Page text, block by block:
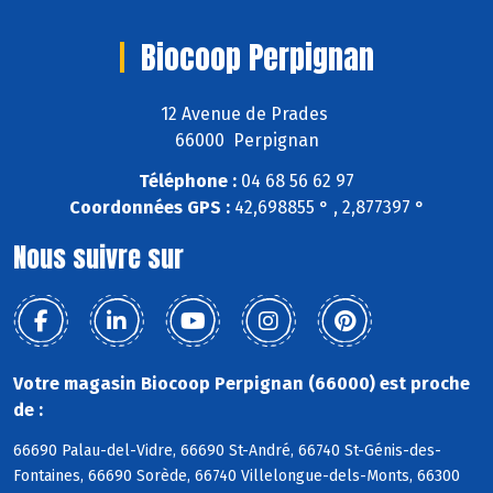
Biocoop Perpignan
12 Avenue de Prades
66000 Perpignan
Téléphone : 04 68 56 62 97
Coordonnées GPS :42,698855 ° , 2,877397 °
Nous suivre sur
Votre magasin Biocoop Perpignan (66000) est proche
de :
66690 Palau-del-Vidre, 66690 St-André, 66740 St-Génis-des-
Fontaines, 66690 Sorède, 66740 Villelongue-dels-Monts, 66300